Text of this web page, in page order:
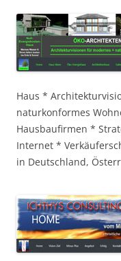
Haus *
naturkonformes
Hausbaufirmen *
Internet *
in Deutschland,